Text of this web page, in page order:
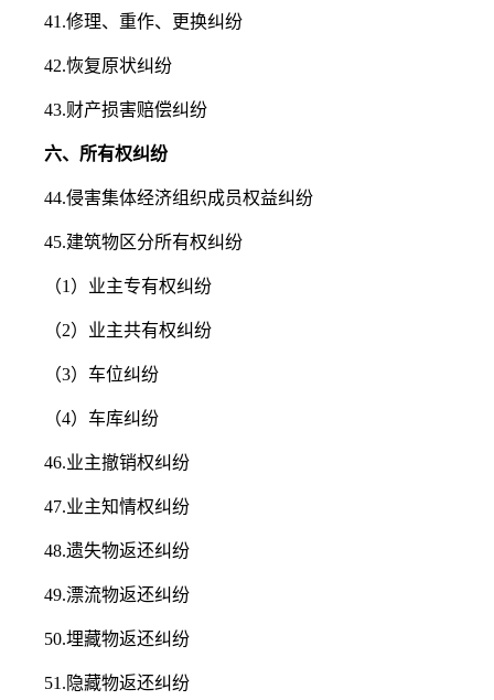
41.修理、重作、更换纠纷
42.恢复原状纠纷
43.财产损害赔偿纠纷
六、所有权纠纷
44.侵害集体经济组织成员权益纠纷
45.建筑物区分所有权纠纷
（1）业主专有权纠纷
（2）业主共有权纠纷
（3）车位纠纷
（4）车库纠纷
46.业主撤销权纠纷
47.业主知情权纠纷
48.遗失物返还纠纷
49.漂流物返还纠纷
50.埋藏物返还纠纷
51.隐藏物返还纠纷